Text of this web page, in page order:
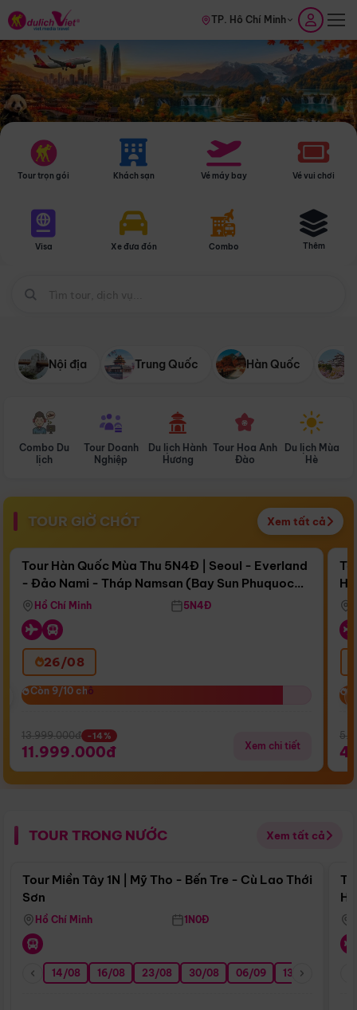
TP. Hồ Chí Minh
Tour trọn gói Khách sạn Vé máy bay Vé vui chơi
Visa Xe đưa đón Combo Thêm
Nội địa Trung Quốc Hàn Quốc
Combo Du
lịch
Tour Doanh
Nghiệp
Du lịch Hành
Hương
Tour Hoa Anh
Đào
Du lịch Mùa
Hè
TOUR GIỜ CHÓT Xem tất cả
Còn17 ngày 16:33:13
Bay Sun Phuquoc Airways
Điểm nổi bật
Tour Hàn Quốc Mùa Thu 5N4Đ | Seoul - Everland
- Đảo Nami - Tháp Namsan (Bay Sun Phuquoc
Airways)
Hồ Chí Minh 5N4Đ
26/08
Còn 9/10 chỗ
Còn 9/10 chỗ
13.999.000đ -14%
11.999.000đ Xem chi tiết
TOUR TRONG NƯỚC Xem tất cả
Điểm nổi bật
Tour Miền Tây 1N | Mỹ Tho - Bến Tre - Cù Lao Thới
Sơn
Hồ Chí Minh 1N0Đ
14/08 16/08 23/08 30/08 06/09 13/09